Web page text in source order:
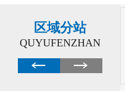
区域分站
QUYUFENZHAN